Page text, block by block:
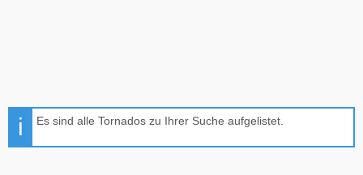
Es sind alle Tornados zu Ihrer Suche aufgelistet.